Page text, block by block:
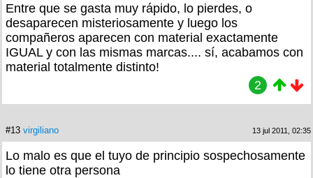
Entre que se gasta muy rápido, lo pierdes, o
desaparecen misteriosamente y luego los
compañeros aparecen con material exactamente
IGUAL y con las mismas marcas.... sí, acabamos con
material totalmente distinto!
2
#13 virgiliano 13 jul 2011, 02:35
Lo malo es que el tuyo de principio sospechosamente
lo tiene otra persona